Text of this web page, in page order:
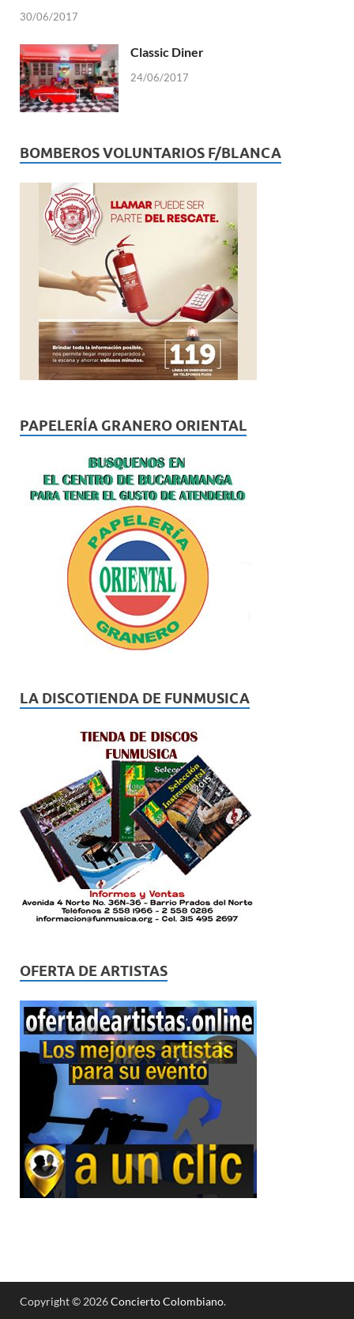
30/06/2017
Classic Diner
24/06/2017
BOMBEROS VOLUNTARIOS F/BLANCA
PAPELERÍA GRANERO ORIENTAL
LA DISCOTIENDA DE FUNMUSICA
OFERTA DE ARTISTAS
Copyright © 2026Concierto Colombiano.